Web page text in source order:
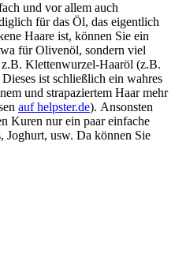
und vor allem auch
für das Öl, das eigentlich
Haare ist, können Sie ein
für Olivenöl, sondern viel
Klettenwurzel-Haaröl (z.B.
ist schließlich ein wahres
und strapaziertem Haar mehr
auf helpster.de). Ansonsten
Kuren nur ein paar einfache
usw. Da können Sie